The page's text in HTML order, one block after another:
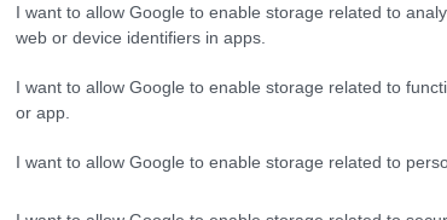
I want to allow Google to enable storage related to
web or device identifiers in apps.
I want to allow Google to enable storage related to
or app.
I want to allow Google to enable storage related to
kapcsolatos komplikációk miatt meghalt.
haláláról és a kisfiúról, akinek nem volt senkije,
mintha tudta volna, hogy a nő magához
nem akarta, hogy Levi bizonytalan környezetben